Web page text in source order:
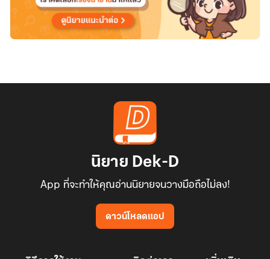
อย่างไร
[สนพ.เป็น
หนึ่ง]
นิยาย Dek-D
App ที่จะทำให้คุณอ่านนิยายจนวางมือถือไม่ลง!
ดาวน์โหลดแอป